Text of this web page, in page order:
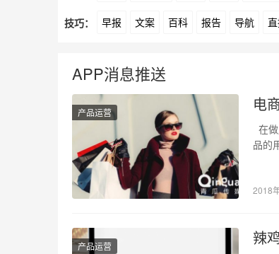
爱奇艺 美柚 美图 最右 神马
技巧： 早报 文案 百科 报告 导航
APP消息推送
产品运营 电
在
品的
2018
产品运营 辣